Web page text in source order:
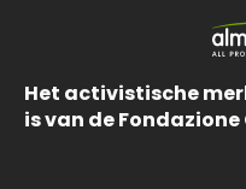
Het activistische
is van de